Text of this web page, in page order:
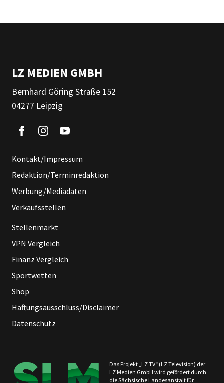
LZ MEDIEN GMBH
Bernhard Göring Straße 152
04277 Leipzig
Kontakt/Impressum
Redaktion/Terminredaktion
Werbung/Mediadaten
Verkaufsstellen
Stellenmarkt
VPN Vergleich
Finanz Vergleich
Sportwetten
Shop
Haftungsausschluss/Disclaimer
Datenschutz
Das Projekt „LZ TV“ (LZ Television) der
LZ Medien GmbH wird gefördert durch
die Sächsische Landesanstalt für